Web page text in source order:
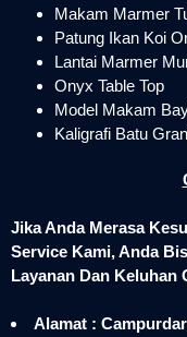
Makam Marmer
Patung Ikan Koi
Lantai Marmer
Onyx Table Top
Model Makam
Kaligrafi Batu
Jika Anda Merasa
Service Kami, Anda
Layanan Dan Keluhan
Alamat :